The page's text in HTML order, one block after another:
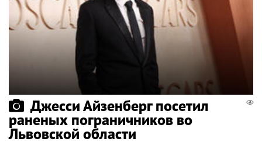
Джесси Айзенберг посетил
раненых пограничников во
Львовской области